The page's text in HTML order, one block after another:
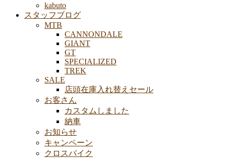
kabuto
スタッフブログ
MTB
CANNONDALE
GIANT
GT
SPECIALIZED
TREK
SALE
店頭在庫入れ替えセール
お客さん
カスタムしました
納車
お知らせ
キャンペーン
クロスバイク